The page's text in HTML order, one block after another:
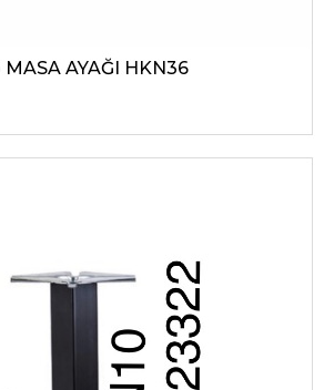
AYAĞI HKN36